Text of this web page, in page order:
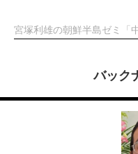
宮塚利雄の朝鮮半島ゼミ「
バック